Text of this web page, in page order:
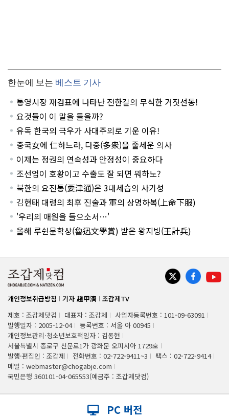
한눈에 보는 베스트 기사
통영시장 재검표에 나타난 전한길의 무식한 거짓선동!
요것들이 이 말을 들을까?
유독 한국의 극우가 사대주의로 기운 이유!
중국女에 仁하느라, 다중(多衆)을 줄세운 의사
이제는 정권의 연속성과 안정성이 중요하다
조선업이 호황이고 수출도 잘 되면 뭐하노?
북한의 요진통(要津通)은 3대세습의 사기성
김현태 대령의 최후 진술과 軍의 상명하복(上命下服)
'우리의 애원을 들으소서…'
올해 루쉰문학상(魯迅文學賞) 받은 왕지빙(王計兵)
개인정보취급방침 기자 趙甲濟
조갑제TV
제호 : 조갑제닷컴
대표자 : 조갑제
사업자등록번호 : 101-09-63091
발행일자 : 2005-12-04
등록번호 : 서울 아 00945
개인정보관리·청소년보호책임자 : 김동현
서울특별시 종로구 신문로1가 광화문 오피시아 1729호
발행·편집인 : 조갑제
전화번호 : 02-722-9411~3
팩스 : 02-722-9414
메일 : webmaster@chogabje.com
국민은행 360101-04-065553(예금주 : 조갑제닷컴)
PC 버전